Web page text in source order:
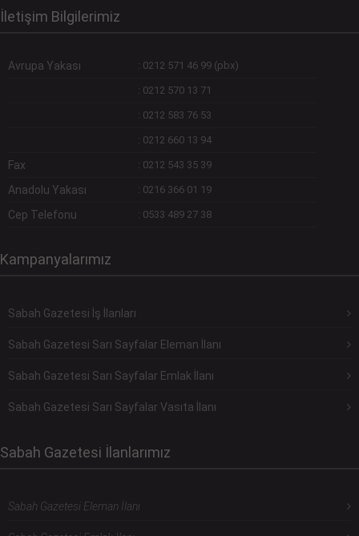
İletişim Bilgilerimiz
Avrupa Yakası : 0212 571 46 99 (pbx)
: 0212 570 13 71
: 0212 583 76 53
: 0212 660 13 94
Fax : 0212 543 35 39
Anadolu Yakası : 0216 366 01 19
Cep Telefonu : 0533 489 27 38
Kampanyalarımız
Sabah Gazetesi İş İlanları
Sabah Gazetesi Sarı Sayfalar Eleman İlanı
Sabah Gazetesi Sarı Sayfalar Emlak İlanı
Sabah Gazetesi Sarı Sayfalar Vasıta İlanı
Sabah Gazetesi İlanlarımız
Sabah Gazetesi Eleman İlanı
Devamını Gör